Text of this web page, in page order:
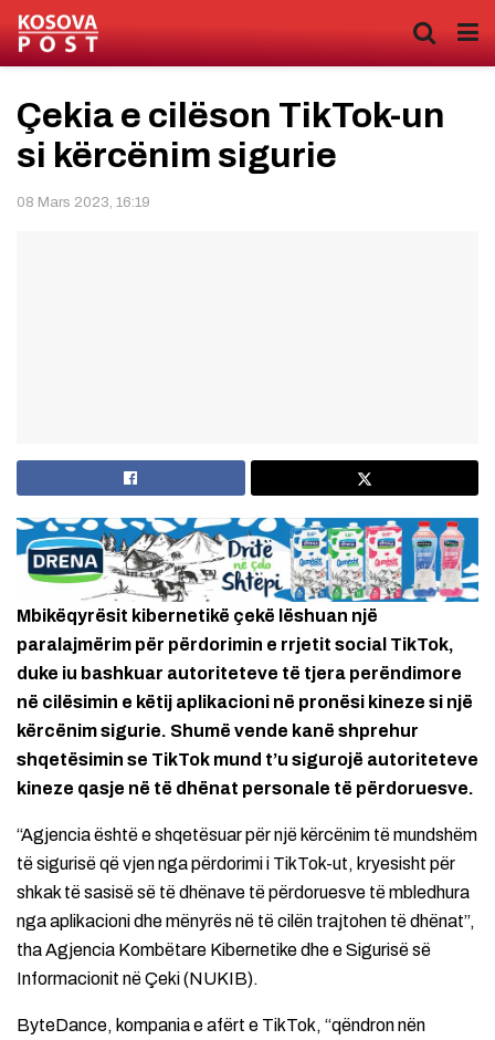
Çekia e cilëson TikTok-un
si kërcënim sigurie
08 Mars 2023, 16:19
Mbikëqyrësit kibernetikë çekë lëshuan një
paralajmërim për përdorimin e rrjetit social TikTok,
duke iu bashkuar autoriteteve të tjera perëndimore
në cilësimin e këtij aplikacioni në pronësi kineze si një
kërcënim sigurie. Shumë vende kanë shprehur
shqetësimin se TikTok mund t’u sigurojë autoriteteve
kineze qasje në të dhënat personale të përdoruesve.
“Agjencia është e shqetësuar për një kërcënim të mundshëm
të sigurisë që vjen nga përdorimi i TikTok-ut, kryesisht për
shkak të sasisë së të dhënave të përdoruesve të mbledhura
nga aplikacioni dhe mënyrës në të cilën trajtohen të dhënat”,
tha Agjencia Kombëtare Kibernetike dhe e Sigurisë së
Informacionit në Çeki (NUKIB).
ByteDance, kompania e afërt e TikTok, “qëndron nën